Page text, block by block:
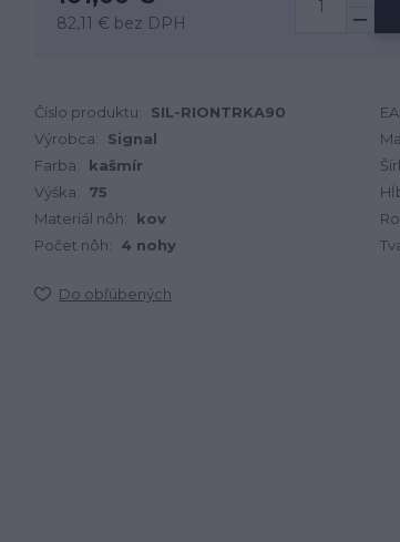
82,11 € bez DPH
Číslo produktu: SIL-RIONTRKA90
Výrobca:
Signal
Farba:
kašmír
Výška:
75
Materiál nôh:
kov
Počet nôh:
4 nohy
Do obľúbených